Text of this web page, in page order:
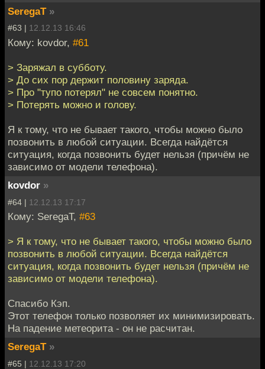
SeregaT »
#63 | 12.12.13 16:46
Кому: kovdor, #61
> Заряжал в субботу.
> До сих пор держит половину заряда.
> Про "тупо потерял" не совсем понятно.
> Потерять можно и голову.
Я к тому, что не бывает такого, чтобы можно было
позвонить в любой ситуации. Всегда найдётся
ситуация, когда позвонить будет нельзя (причём не
зависимо от модели телефона).
kovdor »
#64 | 12.12.13 17:17
Кому: SeregaT, #63
> Я к тому, что не бывает такого, чтобы можно было
позвонить в любой ситуации. Всегда найдётся
ситуация, когда позвонить будет нельзя (причём не
зависимо от модели телефона).
Спасибо Кэп.
Этот телефон только позволяет их минимизировать.
На падение метеорита - он не расчитан.
SeregaT »
#65 | 12.12.13 17:20